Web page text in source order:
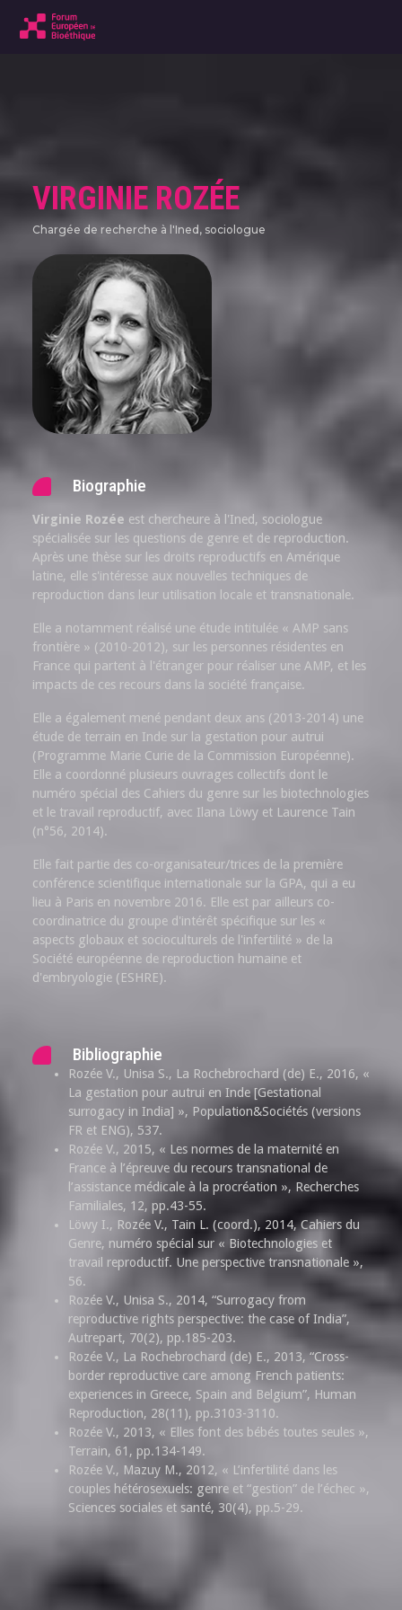
VIRGINIE ROZÉE
Chargée de recherche à l'Ined, sociologue
Biographie
Virginie Rozée est chercheure à l'Ined, sociologue
spécialisée sur les questions de genre et de reproduction.
Après une thèse sur les droits reproductifs en Amérique
latine, elle s'intéresse aux nouvelles techniques de
reproduction dans leur utilisation locale et transnationale.
Elle a notamment réalisé une étude intitulée « AMP sans
frontière » (2010-2012), sur les personnes résidentes en
France qui partent à l'étranger pour réaliser une AMP, et les
impacts de ces recours dans la société française.
Elle a également mené pendant deux ans (2013-2014) une
étude de terrain en Inde sur la gestation pour autrui
(Programme Marie Curie de la Commission Européenne).
Elle a coordonné plusieurs ouvrages collectifs dont le
numéro spécial des Cahiers du genre sur les biotechnologies
et le travail reproductif, avec Ilana Löwy et Laurence Tain
(n°56, 2014).
Elle fait partie des co-organisateur/trices de la première
conférence scientifique internationale sur la GPA, qui a eu
lieu à Paris en novembre 2016. Elle est par ailleurs co-
coordinatrice du groupe d'intérêt spécifique sur les «
aspects globaux et socioculturels de l'infertilité » de la
Société européenne de reproduction humaine et
d'embryologie (ESHRE).
Bibliographie
Rozée V., Unisa S., La Rochebrochard (de) E., 2016, «
La gestation pour autrui en Inde [Gestational
surrogacy in India] », Population&Sociétés (versions
FR et ENG), 537.
Rozée V., 2015, « Les normes de la maternité en
France à l’épreuve du recours transnational de
l’assistance médicale à la procréation », Recherches
Familiales, 12, pp.43-55.
Löwy I., Rozée V., Tain L. (coord.), 2014, Cahiers du
Genre, numéro spécial sur « Biotechnologies et
travail reproductif. Une perspective transnationale »,
56.
Rozée V., Unisa S., 2014, “Surrogacy from
reproductive rights perspective: the case of India”,
Autrepart, 70(2), pp.185-203.
Rozée V., La Rochebrochard (de) E., 2013, “Cross-
border reproductive care among French patients:
experiences in Greece, Spain and Belgium”, Human
Reproduction, 28(11), pp.3103-3110.
Rozée V., 2013, « Elles font des bébés toutes seules »,
Terrain, 61, pp.134-149.
Rozée V., Mazuy M., 2012, « L’infertilité dans les
couples hétérosexuels: genre et “gestion” de l’échec »,
Sciences sociales et santé, 30(4), pp.5-29.